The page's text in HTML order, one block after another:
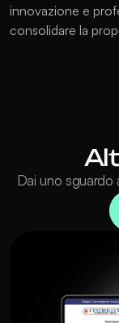
innovazione e
consolidare la
Dai uno